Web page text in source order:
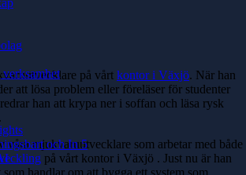
och In 5
på vårt kontor i Växjö. När han
att lösa problem eller föreläser för studenter
han att krypa ner i soffan och läsa rysk
våra mjukvaruutvecklare som arbetar med både
på vårt kontor i Växjö . Just nu är han
handlar om att bygga ett system som